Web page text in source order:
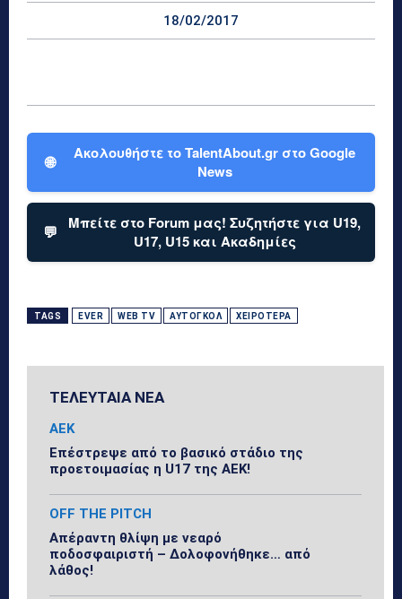
18/02/2017
🌐
Ακολουθήστε το TalentAbout.gr στο Google
News
💬
Μπείτε στο Forum μας! Συζητήστε για U19,
U17, U15 και Ακαδημίες
TAGS EVER WEB TV ΑΥΤΟΓΚΌΛ ΧΕΙΡΌΤΕΡΑ
ΤΕΛΕΥΤΑΙΑ ΝΕΑ
ΑΕΚ
Επέστρεψε από το βασικό στάδιο της
προετοιμασίας η U17 της ΑΕΚ!
OFF THE PITCH
Απέραντη θλίψη με νεαρό
ποδοσφαιριστή – Δολοφονήθηκε… από
λάθος!